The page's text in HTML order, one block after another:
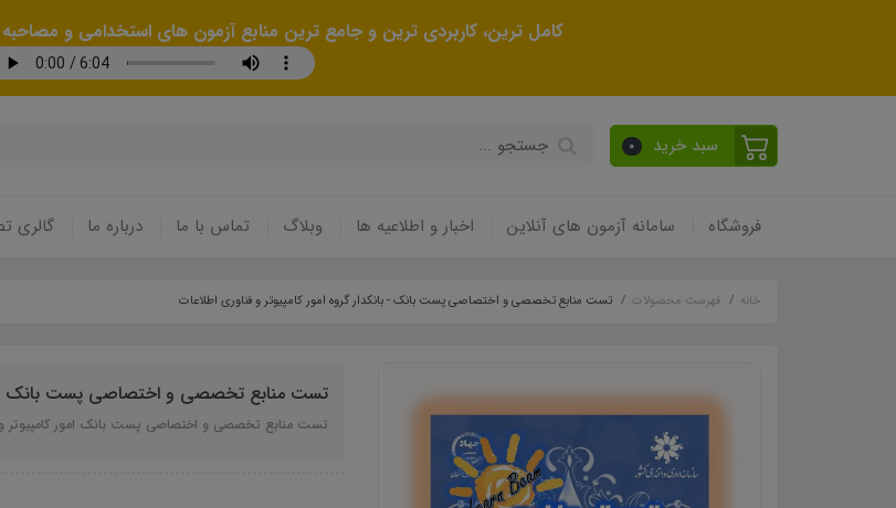
کامل ترین، کاربردی ترین و جامع ترین منابع آزمون های استخدامی و
سبد خرید 0
فروشگاه سامانه آزمون های آنلاین اخبار و اطلاعیه ها وبلاگ تماس با ما درباره ما گالری
خانه فهرست محصولات تست منابع تخصصی و اختصاصی پست بانک - بانکدار گروه امور کامپیوتر و فناوری اطلاعات
تست منابع تخصصی و اختصاصی پست بانک -
تست منابع تخصصی و اختصاصی پست بانک امور کامپیوتر و